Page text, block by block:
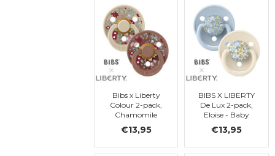
Bibs x Liberty
Colour 2-pack,
Chamomile
Woodchuck Mix,
€13,95
BIBS X LIBERTY
De Lux 2-pack,
Eloise - Baby
silicone. one
€13,95